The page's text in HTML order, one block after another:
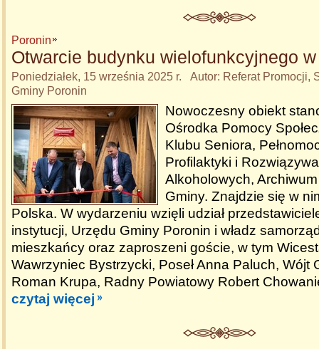
Poronin
Otwarcie budynku wielofunkcyjnego
Poniedziałek, 15 września 2025 r. Autor: Referat Promocji,
Gminy Poronin
Nowoczesny obiekt
Ośrodka Pomocy
Klubu Seniora,
Profilaktyki i
Alkoholowych,
Gminy. Znajdzie się w
Polska. W wydarzeniu wzięli udział
instytucji, Urzędu Gminy Poronin i władz
mieszkańcy oraz zaproszeni goście, w tym
Wawrzyniec Bystrzycki, Poseł Anna Paluch, Wójt
Roman Krupa, Radny Powiatowy Robert
czytaj więcej